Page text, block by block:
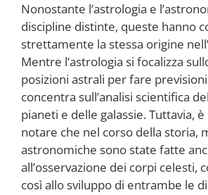
Nonostante l’astrologia e
discipline distinte, queste hanno
strettamente la stessa origine
Mentre l’astrologia si focalizza
posizioni astrali per fare
concentra sull’analisi scientifica
pianeti e delle galassie. Tuttavia,
notare che nel corso della storia,
astronomiche sono state fatte
all’osservazione dei corpi celesti,
così allo sviluppo di entrambe le